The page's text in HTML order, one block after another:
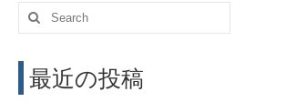
Search
for:
最近の投稿